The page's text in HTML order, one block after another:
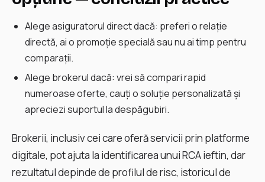
Alege asiguratorul direct dacă: preferi o relație
directă, ai o promoție specială sau nu ai timp pentru
comparații.
Alege brokerul dacă: vrei să compari rapid
numeroase oferte, cauți o soluție personalizată și
apreciezi suportul la despăgubiri.
Brokerii, inclusiv cei care oferă servicii prin platforme
digitale, pot ajuta la identificarea unui RCA ieftin, dar
rezultatul depinde de profilul de risc, istoricul de